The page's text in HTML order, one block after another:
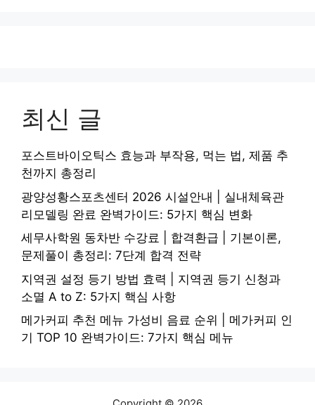
최신 글
포스트바이오틱스 효능과 부작용, 먹는 법, 제품 추
천까지 총정리
광양성황스포츠센터 2026 시설안내 | 실내체육관
리모델링 완료 완벽가이드: 5가지 핵심 변화
세무사학원 동차반 수강료 | 합격환급 | 기본이론,
문제풀이 총정리: 7단계 합격 전략
지역권 설정 등기 방법 효력 | 지역권 등기 신청과
소멸 A to Z: 5가지 핵심 사항
메가커피 추천 메뉴 가성비 음료 순위 | 메가커피 인
기 TOP 10 완벽가이드: 7가지 핵심 메뉴